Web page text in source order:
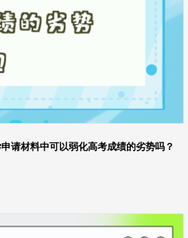
请材料中可以弱化高考成绩的劣势吗？